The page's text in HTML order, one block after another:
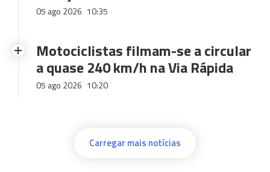
05 ago 2026 10:35
Motociclistas filmam-se a circular
a quase 240 km/h na Via Rápida
05 ago 2026 10:20
Carregar mais notícias